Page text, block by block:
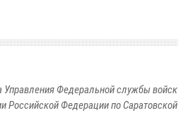
Управления Федеральной службы войск
Российской Федерации по Саратовской